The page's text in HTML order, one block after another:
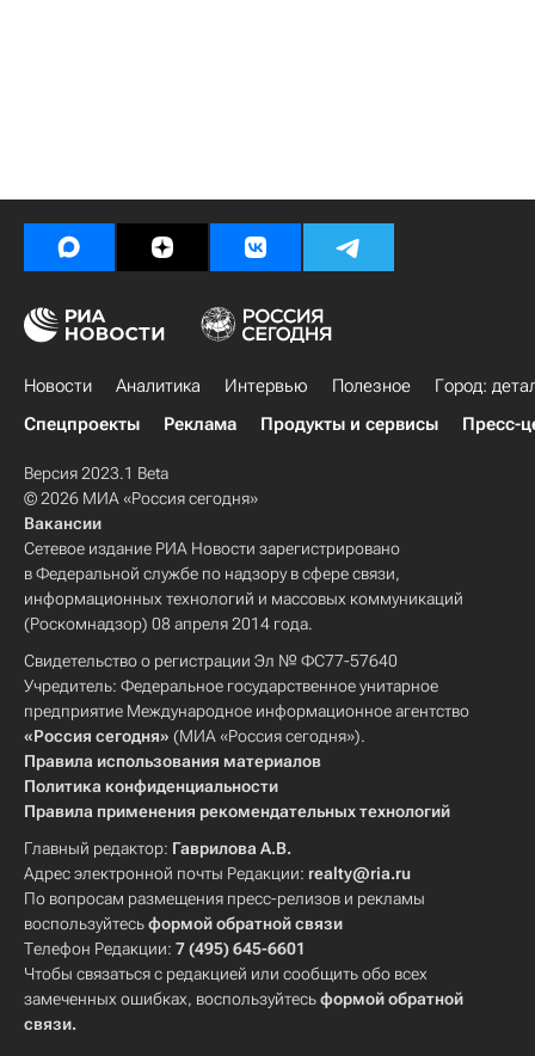
Новости Аналитика Интервью Полезное
Город:
Спецпроекты
Реклама Продукты и сервисы Пресс-
Версия 2023.1 Beta
© 2026 МИА «Россия сегодня»
Вакансии
Сетевое издание РИА Новости зарегистрировано
в Федеральной службе по надзору в сфере связи,
информационных технологий и массовых коммуникаций
(Роскомнадзор) 08 апреля 2014 года.
Свидетельство о регистрации Эл № ФС77-57640
Учредитель: Федеральное государственное унитарное
предприятие Международное информационное агентство
«Россия сегодня» (МИА «Россия сегодня»).
Правила использования материалов
Политика конфиденциальности
Правила применения рекомендательных технологий
Главный редактор: Гаврилова А.В.
Адрес электронной почты Редакции: realty@ria.ru
По вопросам размещения пресс-релизов и рекламы
воспользуйтесьформой обратной связи
Телефон Редакции: 7 (495) 645-6601
Чтобы связаться с редакцией или сообщить обо всех
замеченных ошибках, воспользуйтесьформой обратной
связи.